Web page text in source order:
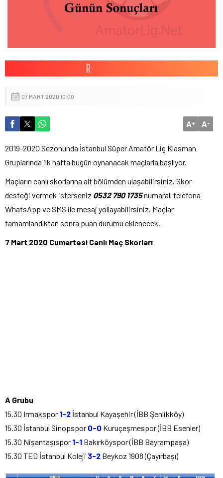
07 MART 2020 10:00
A+ A-
2019-2020 Sezonunda İstanbul Süper Amatör Lig Klasman
Gruplarında ilk hafta bugün oynanacak maçlarla başlıyor.
Maçların canlı skorlarına alt bölümden ulaşabilirsiniz. Skor
desteği vermek isterseniz 0532 790 1735numaralı telefona
WhatsApp ve SMS ile mesaj yollayabilirsiniz. Maçlar
tamamlandıktan sonra puan durumu eklenecek.
7 Mart 2020 Cumartesi Canlı Maç Skorları
A Grubu
15.30 Irmakspor 1-2 İstanbul Kayaşehir (İBB Şenlikköy)
15.30 İstanbul Sinopspor 0-0 Kuruçeşmespor (İBB Esenler)
15.30 Nişantaşıspor 1-1 Bakırköyspor (İBB Bayrampaşa)
15.30 TED İstanbul Koleji 3-2 Beykoz 1908 (Çayırbaşı)